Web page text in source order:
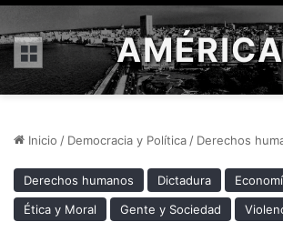
Menú
Inicio / Democracia y Política / Derechos
Derechos humanos Dictadura
Ética y Moral
Gente y Sociedad